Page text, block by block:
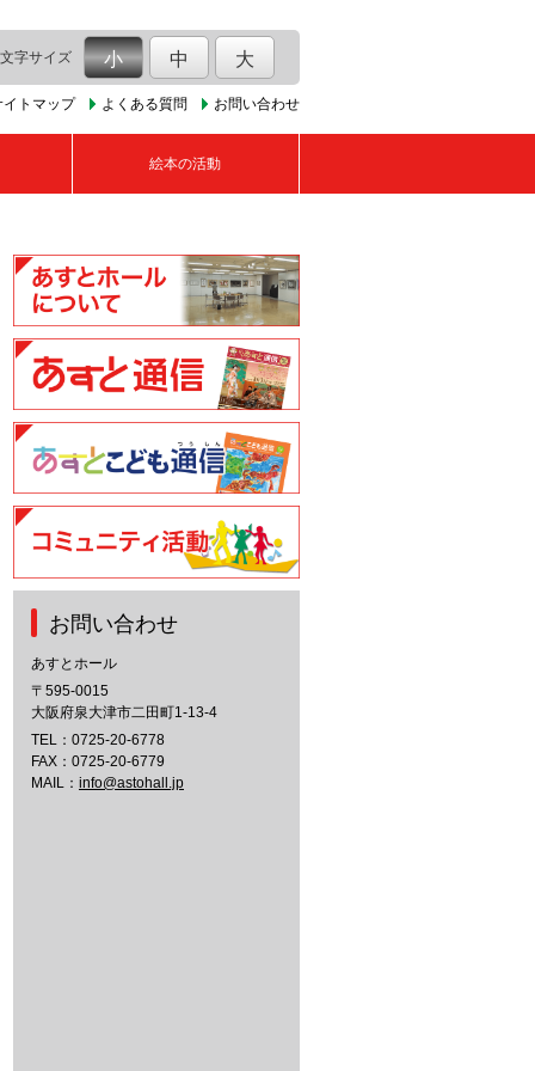
文字サイズ 小 中 大
イトマップ よくある質問 お問い合わせ
絵本の活動
お問い合わせ
あすとホール
〒595-0015
大阪府泉大津市二田町1-13-4
TEL： 0725-20-6778
FAX：0725-20-6779
MAIL： info@astohall.jp